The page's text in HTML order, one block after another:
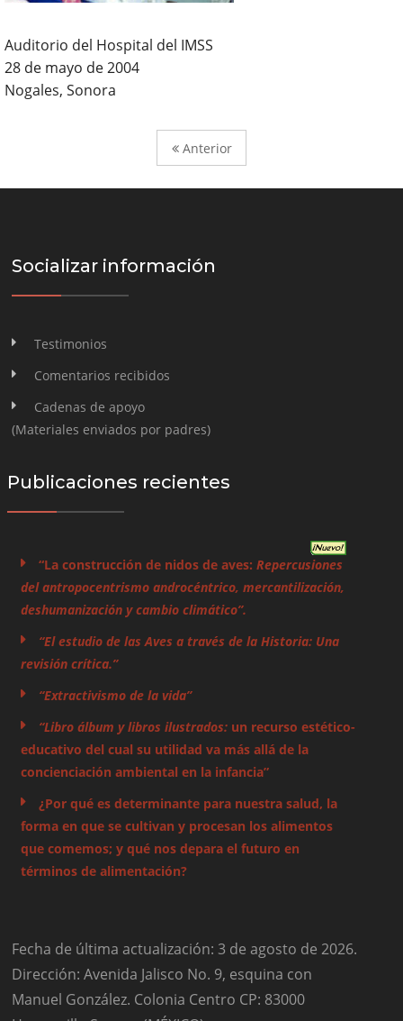
Auditorio del Hospital del IMSS
28 de mayo de 2004
Nogales, Sonora
Anterior
Socializar información
Testimonios
Comentarios recibidos
Cadenas de apoyo
(Materiales enviados por padres)
Publicaciones recientes
“La construcción de nidos de aves: Repercusiones
del antropocentrismo androcéntrico, mercantilización,
deshumanización y cambio climático”.
“El estudio de las Aves a través de la Historia: Una
revisión crítica.”
“Extractivismo de la vida”
“Libro álbum y libros ilustrados: un recurso estético-
educativo del cual su utilidad va más allá de la
concienciación ambiental en la infancia”
¿Por qué es determinante para nuestra salud, la
forma en que se cultivan y procesan los alimentos
que comemos; y qué nos depara el futuro en
términos de alimentación?
Fecha de última actualización: 3 de agosto de 2026.
Dirección: Avenida Jalisco No. 9, esquina con
Manuel González. Colonia Centro CP: 83000